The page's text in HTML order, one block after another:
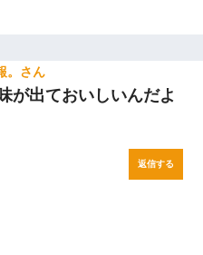
が出ておいしいんだよ
返信する